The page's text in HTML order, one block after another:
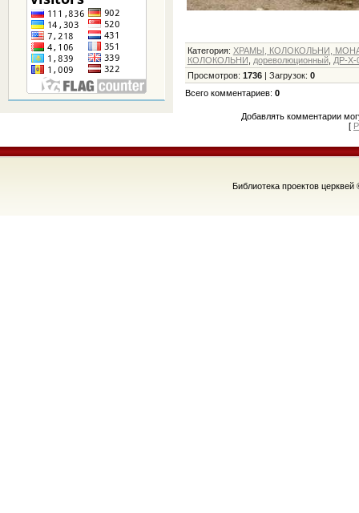
Категория: ХРАМЫ, КОЛОКОЛЬНИ,
КОЛОКОЛЬНИ
дореволюционный, ДР-Х-
Просмотров: 1736| Загрузок: 0
Всего комментариев: 0
Добавлять комментарии
[
Библиотека проектов церквей